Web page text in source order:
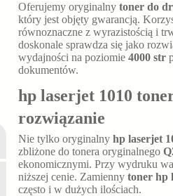
Oferujemy oryginalny toner do
który jest objęty gwarancją.
równoznaczne z wyrazistością i
doskonale sprawdza się jako
wydajności na poziomie 4000 str
dokumentów.
hp laserjet 1010
rozwiązanie
Nie tylko oryginalny hp laserjet
zbliżone do tonera oryginalnego
ekonomicznymi. Przy wydruku
niższej cenie. Zamienny toner hp
często i w dużych ilościach.